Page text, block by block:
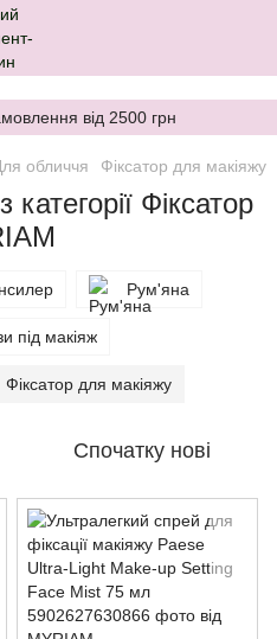
від 2500 грн
обличчя Фіксатор для макіяжу
Фіксатор
Рум'яна
під макіяж
Фіксатор для макіяжу
Спочатку нові